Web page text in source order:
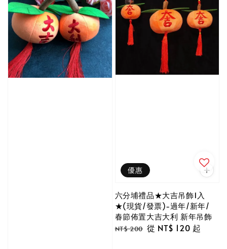
優惠
六分埔禮品★大吉吊飾1入
★(現貨/發票)-過年/新年/
春節佈置大吉大利 新年吊飾
Regular
NT$ 200 Sale
從 NT$ 120 起